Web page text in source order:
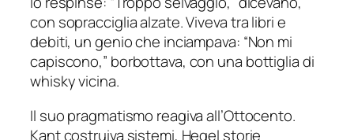
con sopracciglia alzate. Viveva tra libri e
debiti, un genio che inciampava: “Non mi
capiscono,” borbottava, con una bottiglia di
whisky vicina.
Il suo pragmatismo reagiva all’Ottocento.
Kant costruiva sistemi, Hegel storie